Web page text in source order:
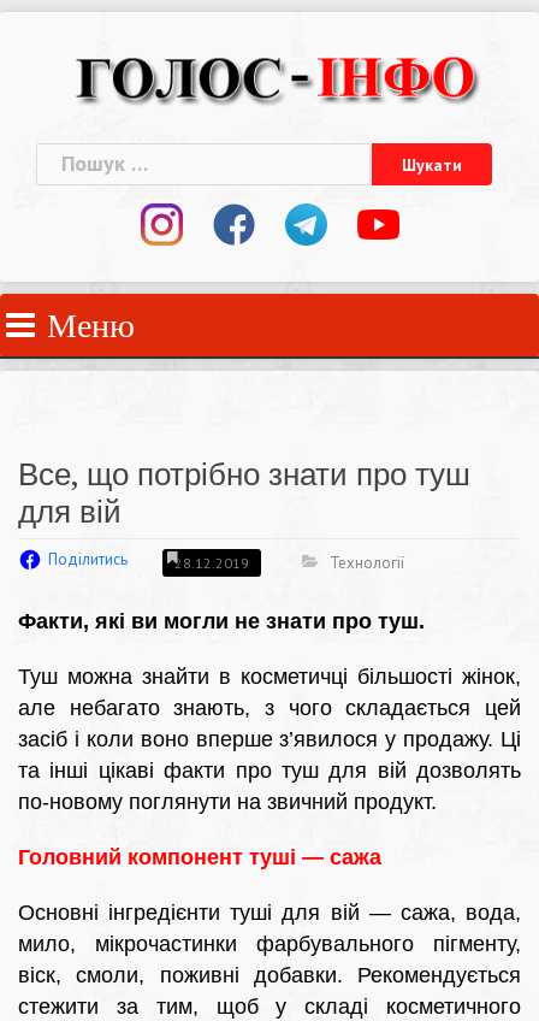
Пошук:
Меню
Все, що потрібно знати про туш
для вій
Поділитись 28.12.2019 Технології
Факти, які ви могли не знати про туш.
Туш можна знайти в косметичці більшості жінок,
але небагато знають, з чого складається цей
засіб і коли воно вперше з’явилося у продажу. Ці
та інші цікаві факти про туш для вій дозволять
по-новому поглянути на звичний продукт.
Головний компонент туші — сажа
Основні інгредієнти туші для вій — сажа, вода,
мило, мікрочастинки фарбувального пігменту,
віск, смоли, поживні добавки. Рекомендується
стежити за тим, щоб у складі косметичного